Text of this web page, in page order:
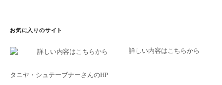
お気に入りのサイト
詳しい内容はこちらから
タニヤ・シュテーブナーさんのHP